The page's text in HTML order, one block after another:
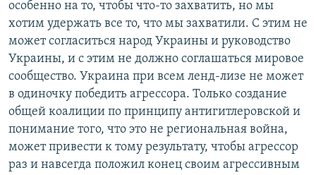
особенно на то, чтобы что-то захватить, но мы
хотим удержать все то, что мы захватили. С этим не
может согласиться народ Украины и руководство
Украины, и с этим не должно соглашаться мировое
сообщество. Украина при всем ленд-лизе не может
в одиночку победить агрессора. Только создание
общей коалиции по принципу антигитлеровской и
понимание того, что это не региональная война,
может привести к тому результату, чтобы агрессор
раз и навсегда положил конец своим агрессивным